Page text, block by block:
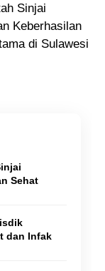
Sinjai
Keberhasilan
di Sulawesi
Sehat
dan Infak